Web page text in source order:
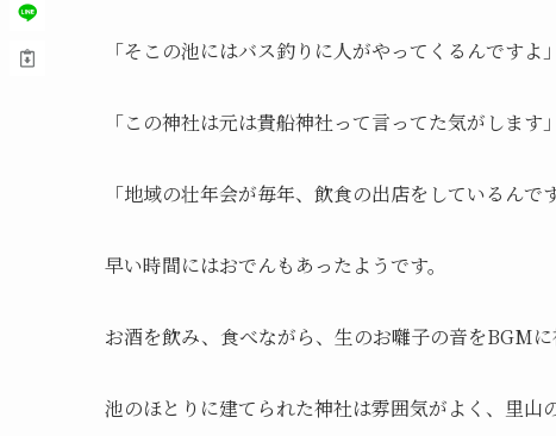
「そこの池にはバス釣りに人がやってくるんですよ」
「この神社は元は貴船神社って言ってた気がします」
「地域の壮年会が毎年、飲食の出店をしているんで
早い時間にはおでんもあったようです。
お酒を飲み、食べながら、生のお囃子の音をBGMに
池のほとりに建てられた神社は雰囲気がよく、里山